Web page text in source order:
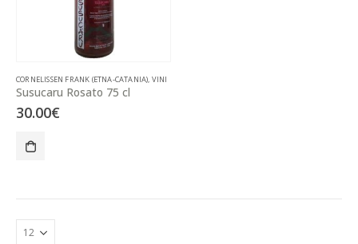
CORNELISSEN FRANK (ETNA-CATANIA), VINI
Susucaru Rosato 75 cl
30.00€